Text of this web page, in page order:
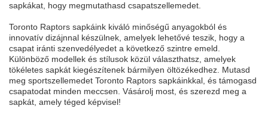
sapkákat, hogy megmutathasd csapatszellemedet.
Toronto Raptors sapkáink kiváló minőségű anyagokból és
innovatív dizájnnal készülnek, amelyek lehetővé teszik, hogy a
csapat iránti szenvedélyedet a következő szintre emeld.
Különböző modellek és stílusok közül választhatsz, amelyek
tökéletes sapkát kiegészítenek bármilyen öltözékedhez. Mutasd
meg sportszellemedet Toronto Raptors sapkáinkkal, és támogasd
csapatodat minden meccsen. Vásárolj most, és szerezd meg a
sapkát, amely téged képvisel!